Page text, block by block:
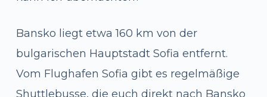
Bansko liegt etwa 160 km von der
bulgarischen Hauptstadt Sofia entfernt.
Vom Flughafen Sofia gibt es regelmäßige
Shuttlebusse, die euch direkt nach Bansko